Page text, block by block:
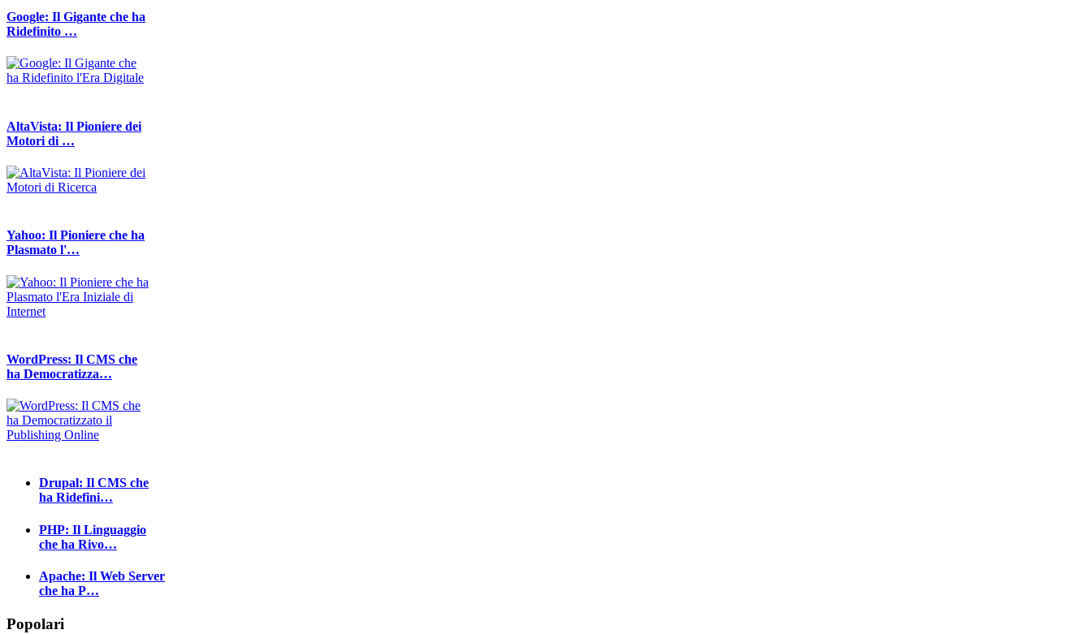
Google: Il Gigante che ha
Ridefinito …
AltaVista: Il Pioniere dei
Motori di …
Yahoo: Il Pioniere che ha
Plasmato l'…
WordPress: Il CMS che
ha Democratizza…
Drupal: Il CMS che
ha Ridefini…
PHP: Il Linguaggio
che ha Rivo…
Apache: Il Web Server
che ha P…
Popolari